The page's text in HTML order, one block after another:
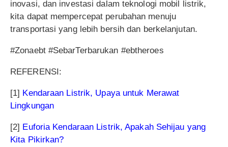
inovasi, dan investasi dalam teknologi mobil listrik,
kita dapat mempercepat perubahan menuju
transportasi yang lebih bersih dan berkelanjutan.
#Zonaebt #SebarTerbarukan #ebtheroes
REFERENSI:
[1] Kendaraan Listrik, Upaya untuk Merawat
Lingkungan
[2] Euforia Kendaraan Listrik, Apakah Sehijau yang
Kita Pikirkan?